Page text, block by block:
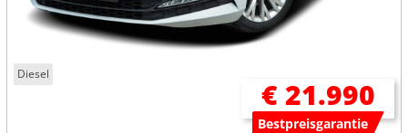
Diesel
€ 21.990
Bestpreisgarantie